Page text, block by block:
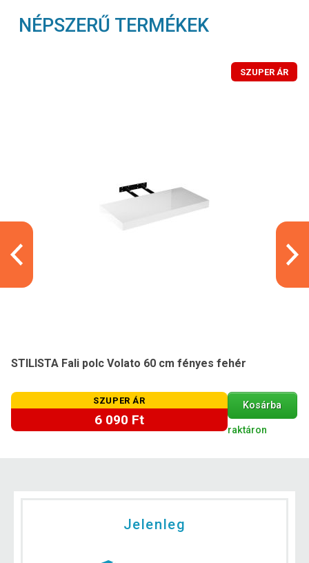
NÉPSZERŰ TERMÉKEK
SZUPER ÁR
STILISTA Fali polc Volato 60 cm fényes fehér
SZUPER ÁR
6 090 Ft
Kosárba
raktáron
Jelenleg